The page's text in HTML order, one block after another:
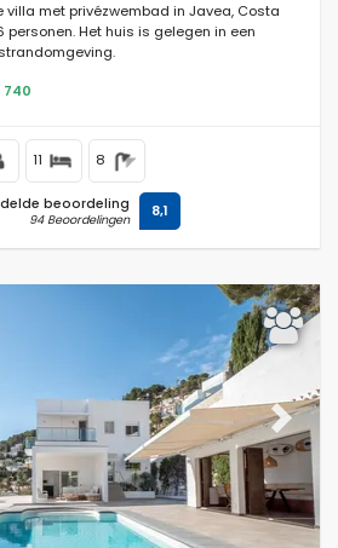
villa met privézwembad in Javea, Costa
personen. Het huis is gelegen in een
11 8
beoordeling
94 Beoordelingen 8,1
Next